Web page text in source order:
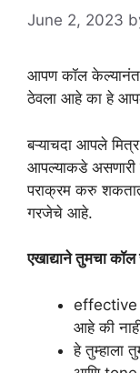
June 2, 2023
आपण कॉल
ठेवला आहे का हे
बऱ्याचदा आपले
आपल्याकडे असणारी
पराक्रम करु
गरजेचे आहे.
एखाद्याने तुमचा
effective
आहे की
हे